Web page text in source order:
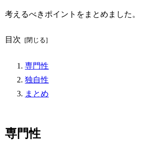
考えるべきポイントをまとめました。
目次
専門性
独自性
まとめ
専門性